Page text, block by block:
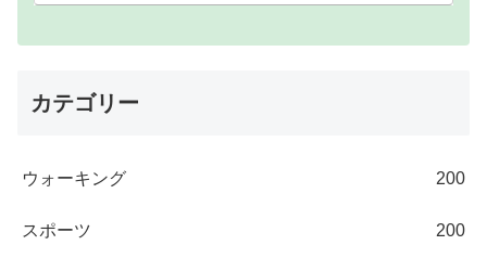
カテゴリー
ウォーキング 200
スポーツ 200